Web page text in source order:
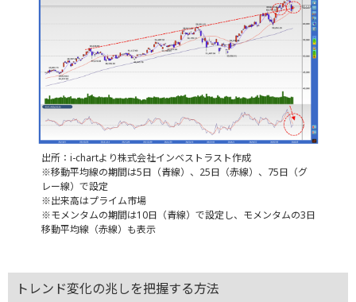
出所：i-chartより株式会社インベストラスト作成
※移動平均線の期間は5日（青線）、25日（赤線）、75日（グ
レー線）で設定
※出来高はプライム市場
※モメンタムの期間は10日（青線）で設定し、モメンタムの3日
移動平均線（赤線）も表示
トレンド変化の兆しを把握する方法